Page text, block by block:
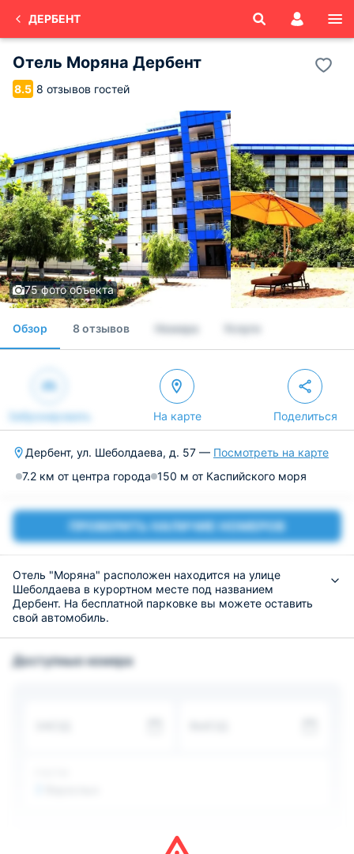
ДЕРБЕНТ
Отель Моряна Дербент
8.5 8 отзывов гостей
75 фото объекта
Обзор Номера
8 отзывов Услуги
Забронировать На карте Поделиться
Дербент, ул. Шеболдаева, д. 57 — Посмотреть на карте
7.2 км от центра города 150 м от Каспийского моря
ПРОВЕРИТЬ НАЛИЧИЕ НОМЕРОВ
Отель "Моряна" расположен находится на улице
Шеболдаева в курортном месте под названием
Дербент. На бесплатной парковке вы можете оставить
свой автомобиль.
комнате есть все средства для личной гигиены.
Доступные номера